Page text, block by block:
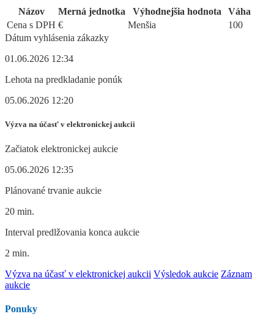
Názov Merná jednotka Výhodnejšia hodnota
Váha
Cena s DPH € Menšia
100
Dátum vyhlásenia zákazky
01.06.2026 12:34
Lehota na predkladanie ponúk
05.06.2026 12:20
Výzva na účasť v elektronickej aukcii
Začiatok elektronickej aukcie
05.06.2026 12:35
Plánované trvanie aukcie
20 min.
Interval predlžovania konca aukcie
2 min.
Výzva na účasť v elektronickej aukcii Výsledok aukcie Záznam
aukcie
Ponuky